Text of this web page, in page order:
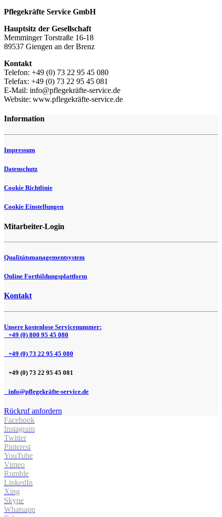
Pflegekräfte Service GmbH
Hauptsitz der Gesellschaft
Memminger Torstraße 16-18
89537 Giengen an der Brenz
Kontakt
Telefon: +49 (0) 73 22 95 45 080
Telefax: +49 (0) 73 22 95 45 081
E-Mail: info@pflegekräfte-service.de
Website: www.pflegekräfte-service.de
Information
Impressum
Datenschutz
Cookie Richtlinie
Cookie Einstellungen
Mitarbeiter-Login
Qualitätsmanagementsystem
Online Fortbildungsplattform
Kontakt
Unsere kostenlose Servicenummer:
+49 (0) 800 95 45 080
+49 (0) 73 22 95 45 080
+49 (0) 73 22 95 45 081
info@pflegekräfte-service.de
Rückruf anfordern
Facebook
Instagram
Twitter
Pinterest
YouTube
Vimeo
Rumble
LinkedIn
Xing
Skype
Whatsapp